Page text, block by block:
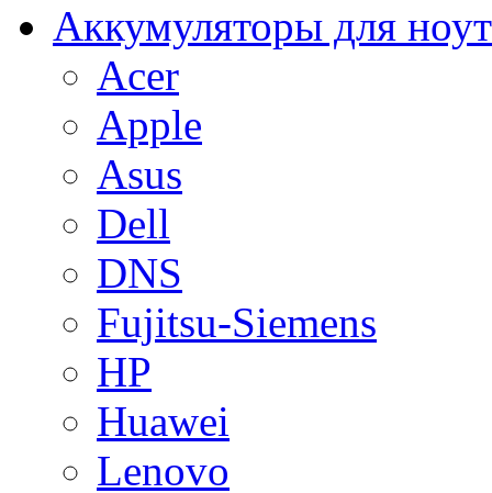
Аккумуляторы для
Acer
Apple
Asus
Dell
DNS
Fujitsu-Siemens
HP
Huawei
Lenovo